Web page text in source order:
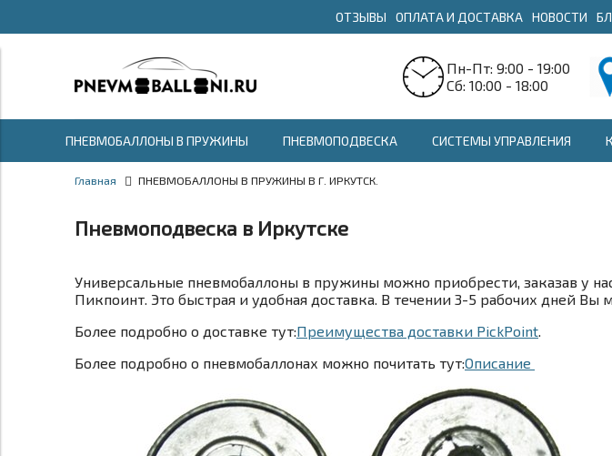
ОТЗЫВЫ ОПЛАТА И ДОСТАВКА НОВОСТИ
Пн-Пт: 9:00 - 19:00
Сб: 10:00 - 18:00
ПНЕВМОБАЛЛОНЫ В ПРУЖИНЫ ПНЕВМОПОДВЕСКА СИСТЕМЫ УПРАВЛЕНИЯ
Главная ПНЕВМОБАЛЛОНЫ В ПРУЖИНЫ В Г. ИРКУТСК.
Пневмоподвеска в Иркутске
Универсальные пневмобаллоны в пружины можно приобрести, заказав у
Пикпоинт. Это быстрая и удобная доставка. В течении 3-5 рабочих дней Вы
Более подробно о доставке тут:Преимущества доставки PickPoint.
Более подробно о пневмобаллонах можно почитать тут:Описание